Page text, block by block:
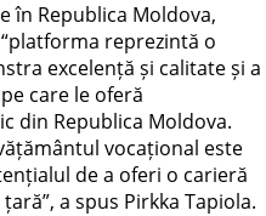
în Republica Moldova,
reprezintă o
excelență și calitate și a
care le oferă
din Republica Moldova.
vocațional este
de a oferi o carieră
a spus Pirkka Tapiola.